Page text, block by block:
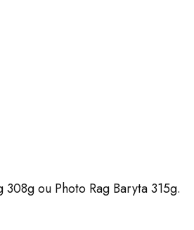
ou Photo Rag Baryta 315g.